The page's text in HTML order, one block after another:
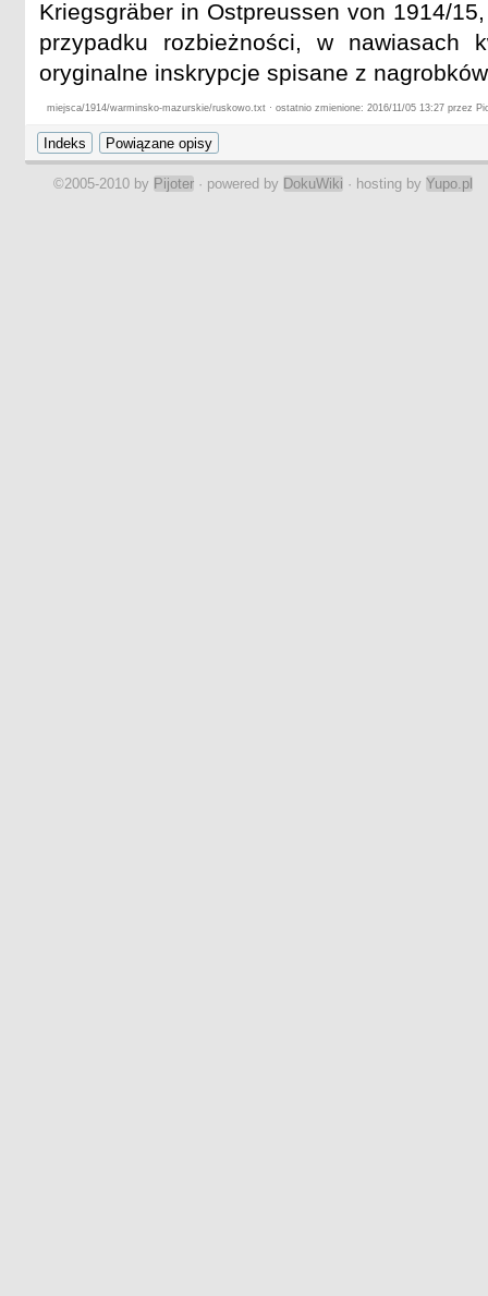
Kriegsgräber in Ostpreussen von 1914/
przypadku rozbieżności, w nawiasach
oryginalne inskrypcje spisane z
miejsca/1914/warminsko-mazurskie/ruskowo.txt · ostatnio zmienione: 2016/11/05 13:27 przez
©2005-2010 by Pijoter · powered by DokuWiki · hosting by Yupo.pl